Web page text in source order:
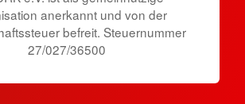
anerkannt und von der
befreit. Steuernummer
27/027/36500